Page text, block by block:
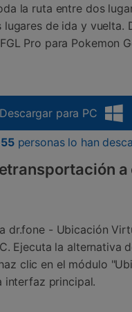
la ruta entre dos
lugares de ida y vuelta.
Pro para Pokemon
Descargar para PC
personas lo han
dr.fone - Ubicación
Ejecuta la alternativa
clic en el módulo
interfaz principal.